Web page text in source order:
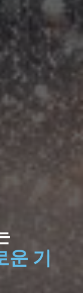
운 기